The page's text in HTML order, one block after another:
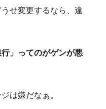
せ変更するなら、違
行」ってのがゲンが悪
は嫌だなぁ。